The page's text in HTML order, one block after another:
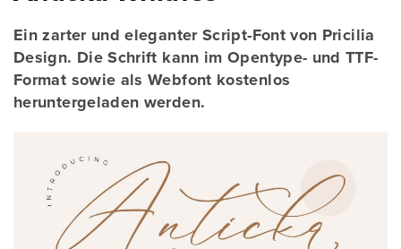
Ein zarter und eleganter Script-Font von Pricilia
Design. Die Schrift kann im Opentype- und TTF-
Format sowie als Webfont kostenlos
heruntergeladen werden.